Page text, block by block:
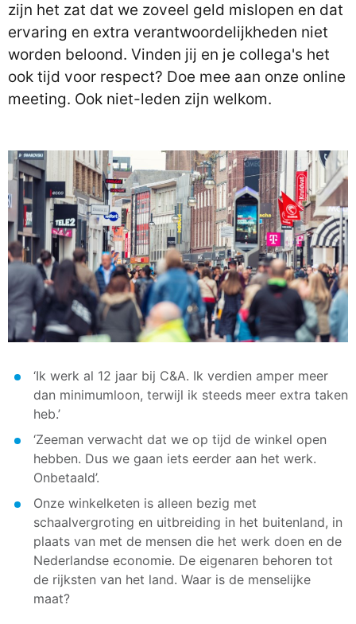
zijn het zat dat we zoveel geld mislopen en dat
ervaring en extra verantwoordelijkheden niet
worden beloond. Vinden jij en je collega's het
ook tijd voor respect? Doe mee aan onze online
meeting. Ook niet-leden zijn welkom.
‘Ik werk al 12 jaar bij C&A. Ik verdien amper meer
dan minimumloon, terwijl ik steeds meer extra taken
heb.’
‘Zeeman verwacht dat we op tijd de winkel open
hebben. Dus we gaan iets eerder aan het werk.
Onbetaald’.
Onze winkelketen is alleen bezig met
schaalvergroting en uitbreiding in het buitenland, in
plaats van met de mensen die het werk doen en de
Nederlandse economie. De eigenaren behoren tot
de rijksten van het land. Waar is de menselijke
maat?